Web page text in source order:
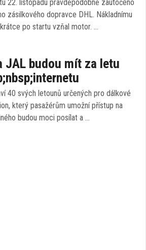
22. listopadu pravděpodobně zaútočeno
zásilkového dopravce DHL. Nákladnímu
po startu vzňal motor. …
JAL budou mít za letu
40 svých letounů určených pro dálkové
který pasažérům umožní přístup na
budou moci posílat a …